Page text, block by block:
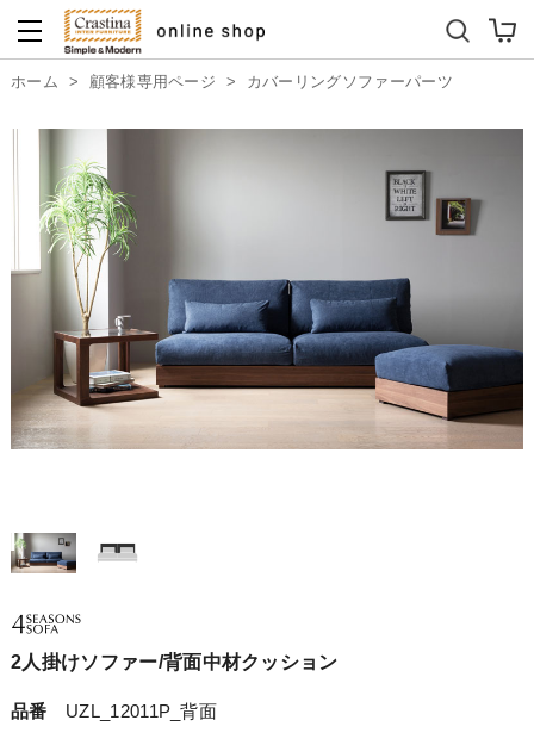
ダイニングテーブルセット
ホーム > 顧客様専用ページ > カバーリングソファーパーツ
2人掛けソファー/背面中材クッション
品番 UZL_12011P_背面